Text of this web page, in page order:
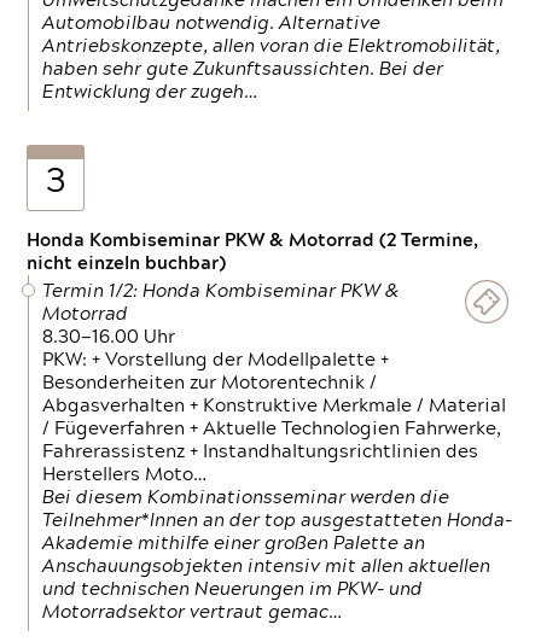
Automobilbau notwendig. Alternative
Antriebskonzepte, allen voran die Elektromobilität,
haben sehr gute Zukunftsaussichten. Bei der
Entwicklung der zugeh…
3
Honda Kombiseminar PKW & Motorrad (2 Termine,
nicht einzeln buchbar)
Termin 1/2: Honda Kombiseminar PKW &
Motorrad
8.30—16.00 Uhr
PKW: + Vorstellung der Modellpalette +
Besonderheiten zur Motorentechnik /
Abgasverhalten + Konstruktive Merkmale / Material
/ Fügeverfahren + Aktuelle Technologien Fahrwerke,
Fahrerassistenz + Instandhaltungsrichtlinien des
Herstellers Moto…
Bei diesem Kombinationsseminar werden die
Teilnehmer*Innen an der top ausgestatteten Honda-
Akademie mithilfe einer großen Palette an
Anschauungsobjekten intensiv mit allen aktuellen
und technischen Neuerungen im PKW- und
Motorradsektor vertraut gemac…